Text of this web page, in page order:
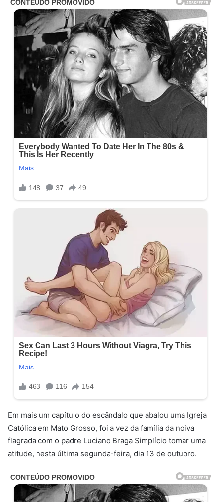
Em mais um capítulo do escândalo que abalou uma Igreja
Católica em Mato Grosso, foi a vez da família da noiva
flagrada com o padre Luciano Braga Simplício tomar uma
atitude, nesta última segunda-feira, dia 13 de outubro.